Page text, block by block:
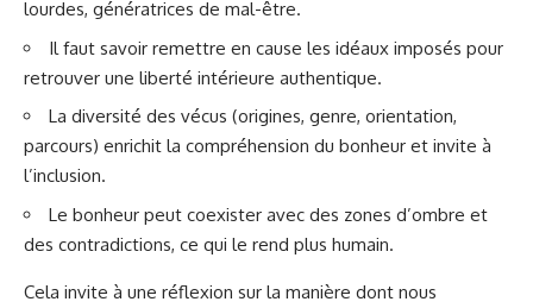
lourdes, génératrices de mal-être.
Il faut savoir remettre en cause les idéaux imposés pour
retrouver une liberté intérieure authentique.
La diversité des vécus (origines, genre, orientation,
parcours) enrichit la compréhension du bonheur et invite à
l’inclusion.
Le bonheur peut coexister avec des zones d’ombre et
des contradictions, ce qui le rend plus humain.
Cela invite à une réflexion sur la manière dont nous